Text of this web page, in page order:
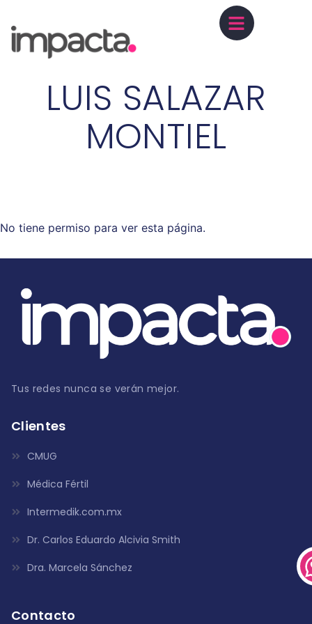
LUIS SALAZAR
MONTIEL
No tiene permiso para ver esta página.
Tus redes nunca se verán mejor.
Clientes
CMUG
Médica Fértil
Intermedik.com.mx
Dr. Carlos Eduardo Alcivia Smith
Dra. Marcela Sánchez
Contacto